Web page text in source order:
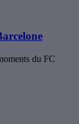
du FC